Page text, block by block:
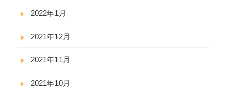
2022年1月
2021年12月
2021年11月
2021年10月